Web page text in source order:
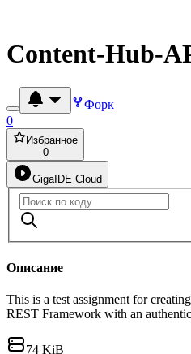
Content-Hub-
Форк
0
Избранное
0
GigaIDE Cloud
Описание
This is a test assignment for
REST Framework with an
74 KiB